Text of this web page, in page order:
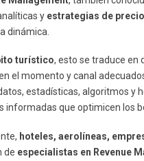
yestrategias de
dinámica.
turístico, esto se traduce en
el momento y canal
estadísticas, algoritmos y
informadas que optimicen los
hoteles, aerolíneas,
de especialistas en Revenue